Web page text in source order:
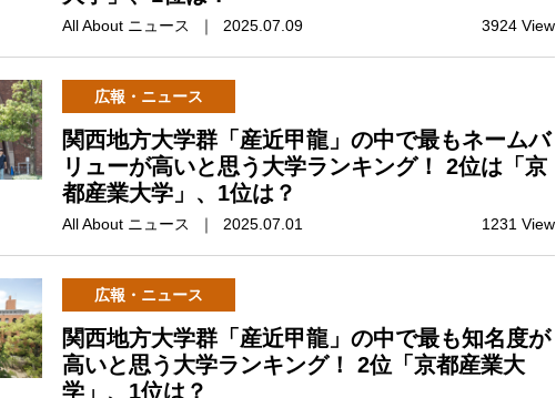
All About ニュース ｜ 2025.07.09 3924 View
広報・ニュース
関西地方大学群「産近甲龍」の中で最もネームバ
リューが高いと思う大学ランキング！ 2位は「京
都産業大学」、1位は？
All About ニュース ｜ 2025.07.01 1231 View
広報・ニュース
関西地方大学群「産近甲龍」の中で最も知名度が
高いと思う大学ランキング！ 2位「京都産業大
学」、1位は？